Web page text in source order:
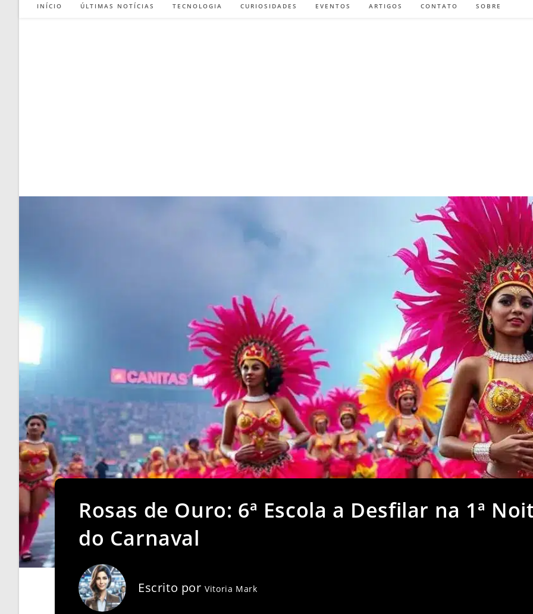
INÍCIO ÚLTIMAS NOTÍCIAS TECNOLOGIA CURIOSIDADES EVENTOS ARTIGOS CONTATO SOBRE
Rosas de Ouro: 6ª Escola a Desfilar na 1ª
do Carnaval
Escrito porVitoria Mark